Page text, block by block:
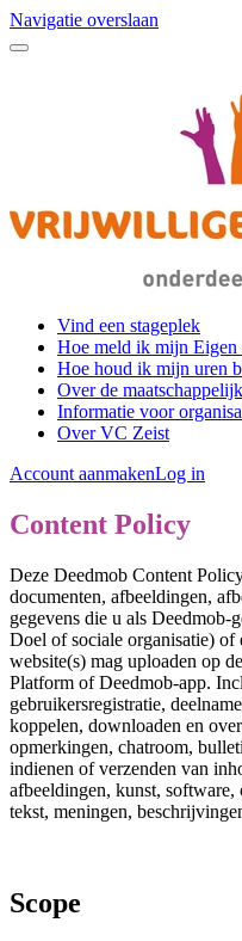
Navigatie overslaan
Vind een stageplek
Hoe meld ik mijn Eigen
Hoe houd ik mijn uren
Over de
Informatie voor
Over VC Zeist
Account aanmakenLog in
Content Policy
Deze Deedmob Content
documenten, afbeeldingen,
gegevens die u als Deedmob-
Doel of sociale organisatie) of
website(s) mag uploaden op
Platform of Deedmob-app.
gebruikersregistratie,
koppelen, downloaden en
opmerkingen, chatroom,
indienen of verzenden van
afbeeldingen, kunst, software,
tekst, meningen,
Scope